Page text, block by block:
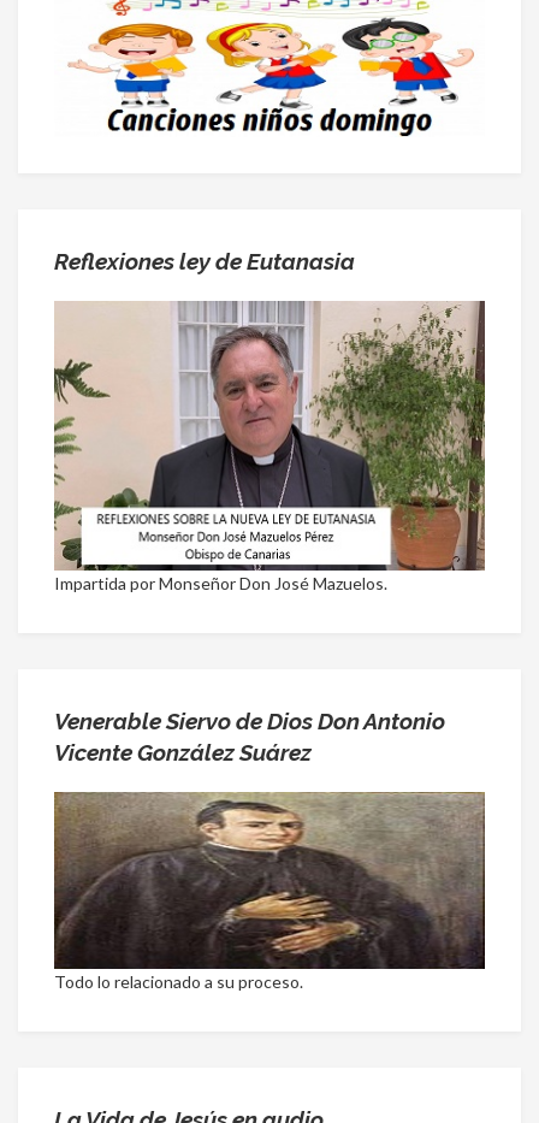
Reflexiones ley de Eutanasia
Impartida por Monseñor Don José Mazuelos.
Venerable Siervo de Dios Don Antonio
Vicente González Suárez
Todo lo relacionado a su proceso.